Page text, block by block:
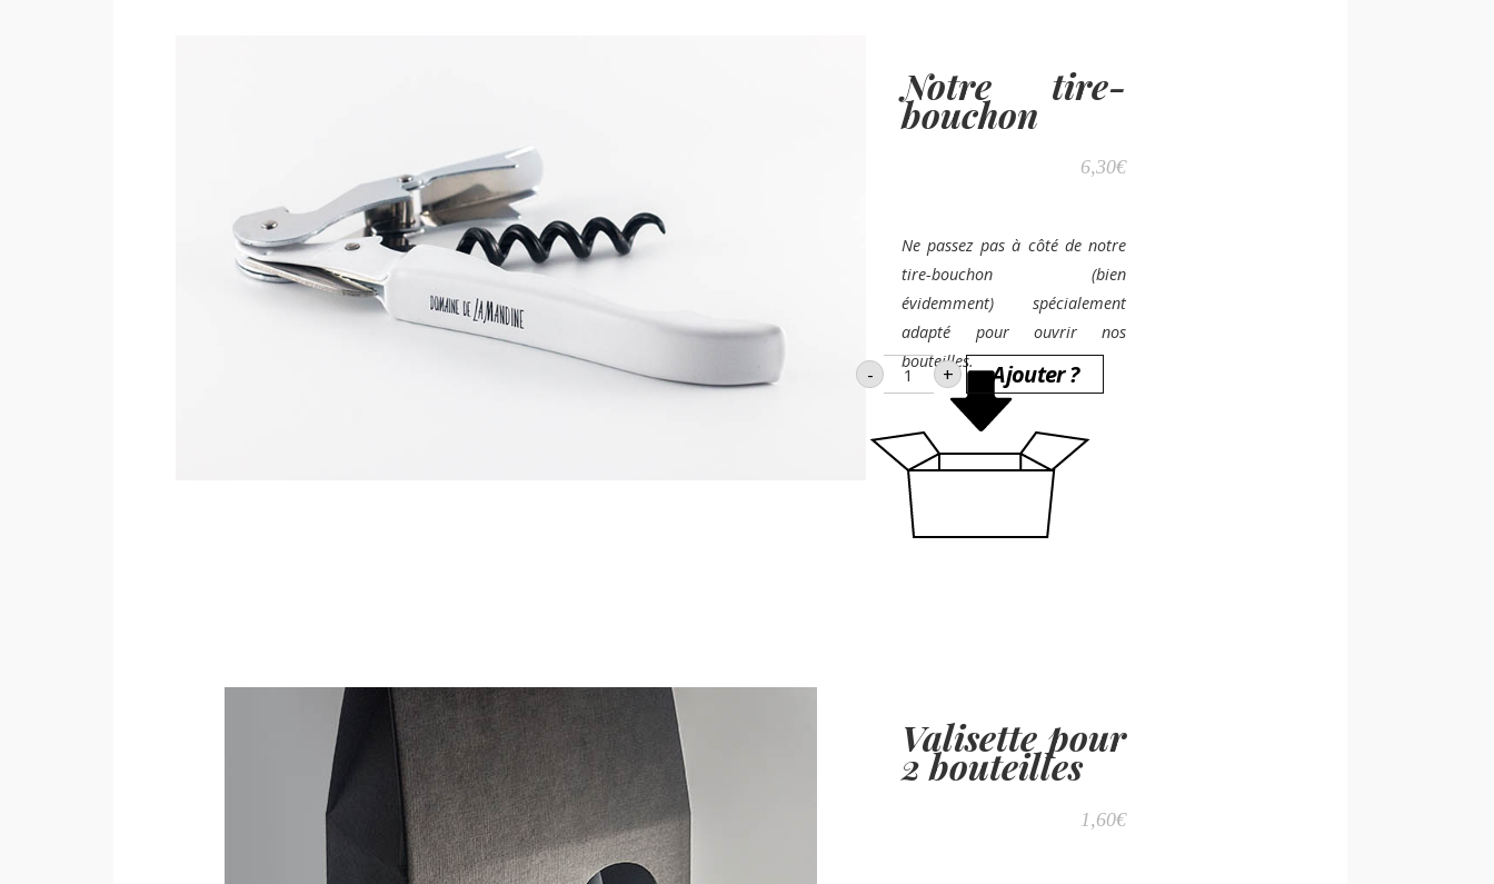
Notre tire-
bouchon
6,30€
Ne passez pas à côté de notre
tire-bouchon (bien
évidemment) spécialement
adapté pour ouvrir nos
bouteilles.
- quantité
de
Notre
bouchon
+ Ajouter ?
Valisette pour
2 bouteilles
1,60€